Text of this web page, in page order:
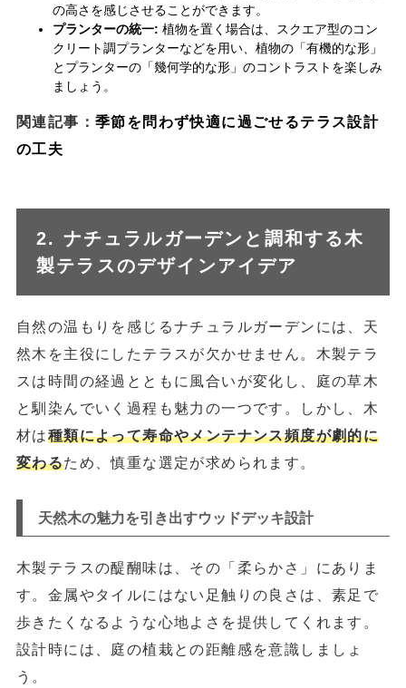
の高さを感じさせることができます。
プランターの統一: 植物を置く場合は、スクエア型のコン
クリート調プランターなどを用い、植物の「有機的な形」
とプランターの「幾何学的な形」のコントラストを楽しみ
ましょう。
関連記事： 季節を問わず快適に過ごせるテラス設計
の工夫
2. ナチュラルガーデンと調和する木
製テラスのデザインアイデア
自然の温もりを感じるナチュラルガーデンには、天
然木を主役にしたテラスが欠かせません。木製テラ
スは時間の経過とともに風合いが変化し、庭の草木
と馴染んでいく過程も魅力の一つです。しかし、木
材は種類によって寿命やメンテナンス頻度が劇的に
変わるため、慎重な選定が求められます。
天然木の魅力を引き出すウッドデッキ設計
木製テラスの醍醐味は、その「柔らかさ」にありま
す。金属やタイルにはない足触りの良さは、素足で
歩きたくなるような心地よさを提供してくれます。
設計時には、庭の植栽との距離感を意識しましょ
う。